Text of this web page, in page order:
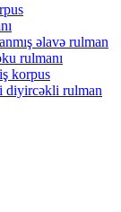
əlavə rulman
rulmanı
korpus
diyircəkli rulman